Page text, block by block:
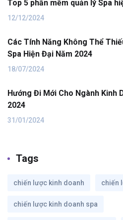
Top 5 phần mềm quản lý Spa
12/12/2024
Các Tính Năng Không Thể
Spa Hiện Đại Năm 2024
18/07/2024
Hướng Đi Mới Cho Ngành Kinh
2024
31/01/2024
Tags
chiến lược kinh doanh chiến
chiến lược kinh doanh spa